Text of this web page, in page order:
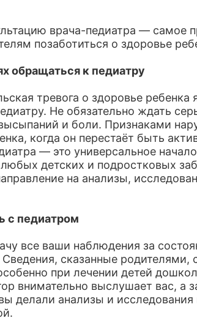
врача-педиатра — самое
позаботиться о здоровье
обращаться к педиатру
тревога о здоровье ребенка
Не обязательно ждать
и боли. Признаками
когда он перестаёт быть
— это универсальное
детских и подростковых
на анализы,
с педиатром
все ваши наблюдения за
Сведения, сказанные
при лечении детей
внимательно выслушает вас, а
делали анализы и исследования